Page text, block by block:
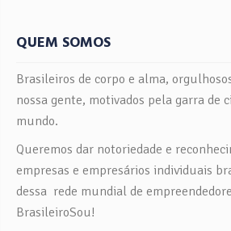
QUEM SOMOS
Brasileiros de corpo e alma,
nossa gente, motivados pela garra de
mundo.
Queremos dar notoriedade e
empresas e empresários individuais
dessa rede mundial de
BrasileiroSou!